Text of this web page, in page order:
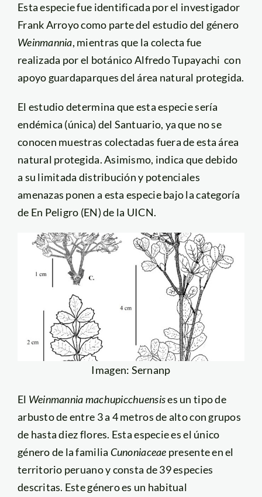
Esta especie fue identificada por el investigador
Frank Arroyo como parte del estudio del género
Weinmannia, mientras que la colecta fue
realizada por el botánico Alfredo Tupayachi con
apoyo guardaparques del área natural protegida.
El estudio determina que esta especie sería
endémica (única) del Santuario, ya que no se
conocen muestras colectadas fuera de esta área
natural protegida. Asimismo, indica que debido
a su limitada distribución y potenciales
amenazas ponen a esta especie bajo la categoría
de En Peligro (EN) de la UICN.
Imagen: Sernanp
El Weinmannia machupicchuensises un tipo de
arbusto de entre 3 a 4 metros de alto con grupos
de hasta diez flores. Esta especie es el único
género de la familia Cunoniaceae presente en el
territorio peruano y consta de 39 especies
descritas. Este género es un habitual